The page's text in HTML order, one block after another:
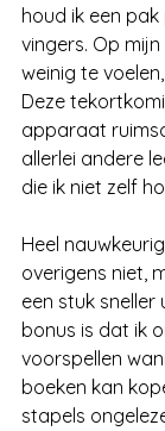
houd ik een
vingers. Op
weinig te
Deze
apparaat
allerlei andere
die ik niet zelf
Heel
overigens niet,
een stuk
bonus is dat ik
voorspellen
boeken kan
stapels